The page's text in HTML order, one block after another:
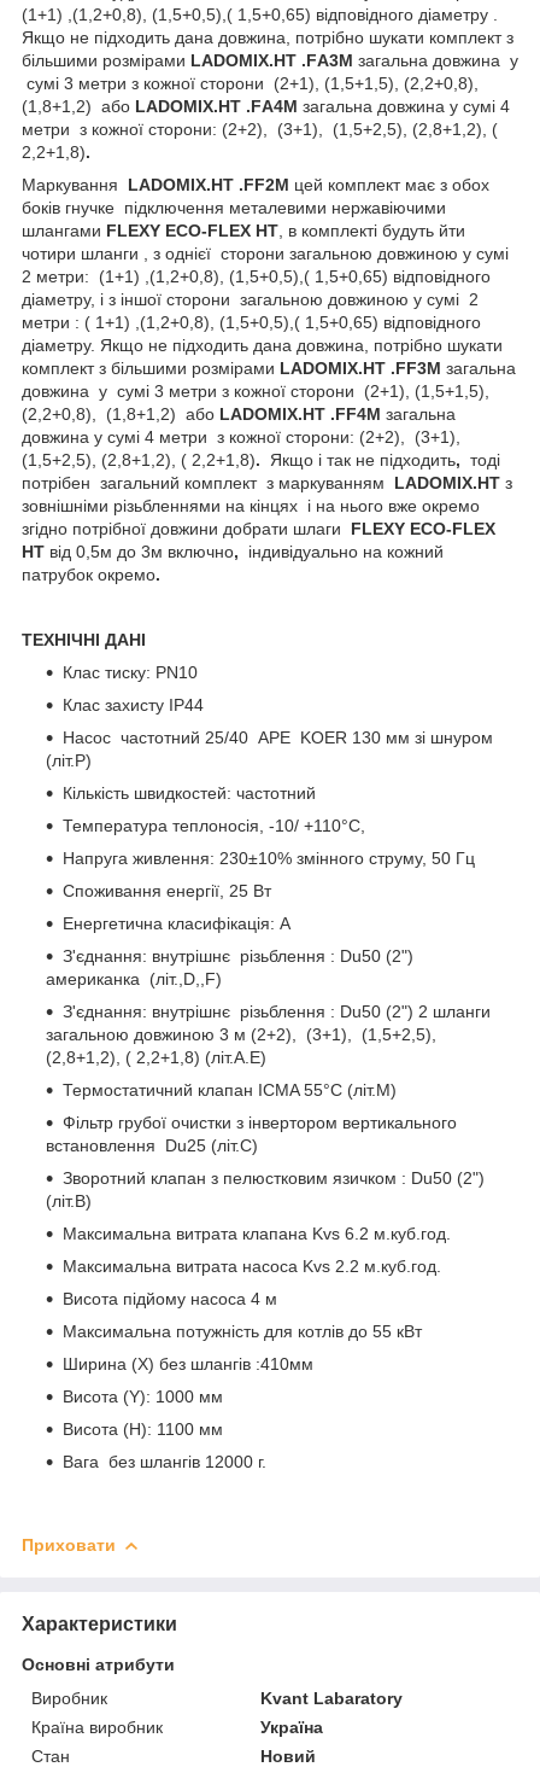
(1+1) ,(1,2+0,8), (1,5+0,5),( 1,5+0,65) відповідного діаметру .
Якщо не підходить дана довжина, потрібно шукати комплект з
більшими розмірами LADOMIX.HT .FА3M загальна довжина у
сумі 3 метри з кожної сторони
(2+1), (1,5+1,5), (2,2+0,8),
(1,8+1,2) або LADOMIX.HT .FА4M загальна довжина у сумі 4
метри з кожної сторони: (2+2), (3+1), (1,5+2,5), (2,8+1,2), (
2,2+1,8).
Маркування LADOMIX.HT .FF2M цей комплект має з обох
боків гнучке підключення металевими нержавіючими
шлангами FLEXY ECO-FLEX HT , в комплекті будуть йти
чотири шланги , з однієї сторони загальною довжиною у сумі
2 метри: (1+1) ,(1,2+0,8), (1,5+0,5),( 1,5+0,65) відповідного
діаметру, і з іншої сторони загальною довжиною у сумі 2
метри : ( 1+1) ,(1,2+0,8), (1,5+0,5),( 1,5+0,65) відповідного
діаметру. Якщо не підходить дана довжина, потрібно шукати
комплект з більшими розмірами LADOMIX.HT .FF3M загальна
довжина у сумі 3 метри з кожної сторони
(2+1), (1,5+1,5),
(2,2+0,8), (1,8+1,2) або LADOMIX.HT .FF4M загальна
довжина у сумі 4 метри з кожної сторони: (2+2), (3+1),
(1,5+2,5), (2,8+1,2), ( 2,2+1,8). Якщо і так не підходить, тоді
потрібен загальний комплект з маркуванням LADOMIX.HT з
зовнішніми різьбленнями на кінцях і на нього вже окремо
згідно потрібної довжини добрати шлаги
FLEXY ECO-FLEX
HT від 0,5м до 3м включно, індивідуально на кожний
патрубок окремо.
ТЕХНІЧНІ ДАНІ
Клас тиску: PN10
Клас захисту IP44
Насос частотний 25/40 APE KOER 130 мм зі шнуром
(літ.Р)
Кількість швидкостей: частотний
Температура теплоносія, -10/ +110°C,
Напруга живлення: 230±10% змінного струму, 50 Гц
Споживання енергії, 25 Вт
Енергетична класифікація: А
З'єднання: внутрішнє різьблення : Du50 (2")
американка (літ.,D,,F)
З'єднання: внутрішнє різьблення : Du50 (2") 2 шланги
загальною довжиною 3 м (2+2), (3+1), (1,5+2,5),
(2,8+1,2), ( 2,2+1,8) (літ.А.Е)
Термостатичний клапан ICMA 55°C (літ.М)
Фільтр грубої очистки з інвертором вертикального
встановлення Du25 (літ.С)
Зворотний клапан з пелюстковим язичком : Du50 (2")
(літ.В)
Максимальна витрата клапана Kvs 6.2 м.куб.год.
Максимальна витрата насоса Kvs 2.2 м.куб.год.
Висота підйому насоса 4 м
Максимальна потужність для котлів до 55 кВт
Ширина (Х) без шлангів :410мм
Висота (Y): 1000 мм
Висота (H): 1100 мм
Вага без шлангів 12000 г.
Приховати
Характеристики
Основні атрибути
Виробник
Kvant Labaratory
Країна виробник
Україна
Стан
Новий